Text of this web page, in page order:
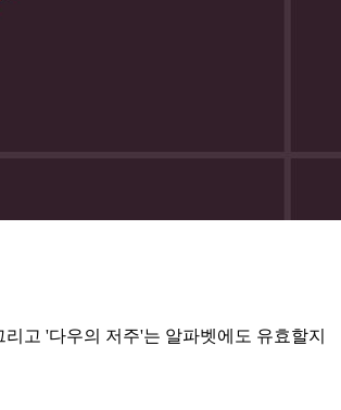
고 '다우의 저주'는 알파벳에도 유효할지